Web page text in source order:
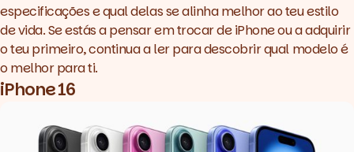
especificações e qual delas se alinha melhor ao teu estilo
de vida. Se estás a pensar em trocar de iPhone ou a adquirir
o teu primeiro, continua a ler para descobrir qual modelo é
o melhor para ti.
iPhone 16